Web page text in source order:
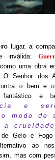
lugar, a
inválida:
uma obra
O Senhor dos
o bem e
fantástico e
e
modo de
a
de Gelo e Fogo
ao
mas com